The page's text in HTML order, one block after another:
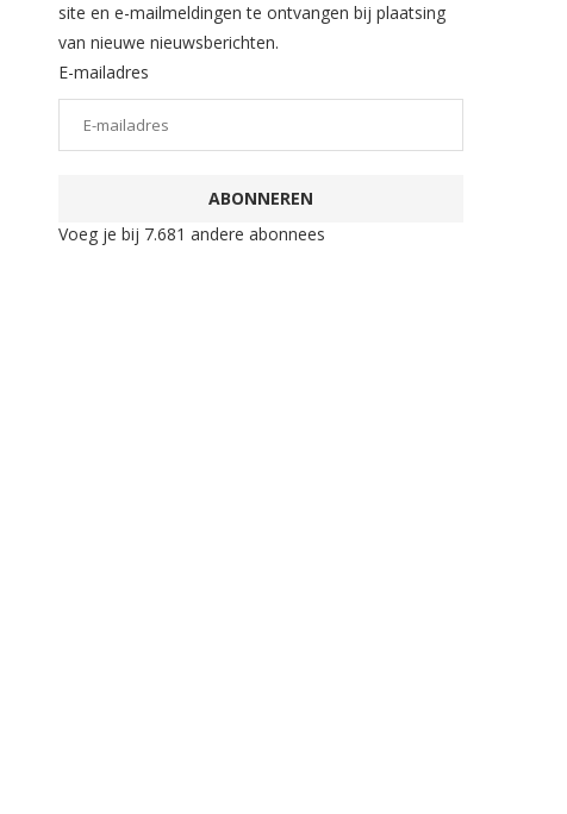
site en e-mailmeldingen te ontvangen bij plaatsing
van nieuwe nieuwsberichten.
E-mailadres
ABONNEREN
Voeg je bij 7.681 andere abonnees